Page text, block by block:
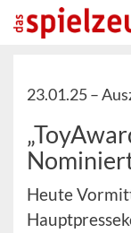
23.01.25 –
Heute